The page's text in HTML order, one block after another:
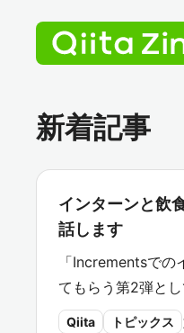
新着記事
インターンと飲
話します
「Incrementsで
てもらう第2弾と
Qiita トピックス